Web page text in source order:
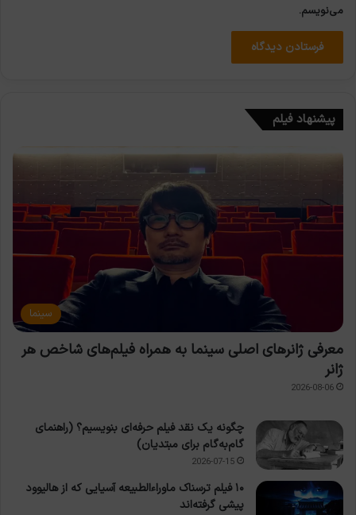
می‌نویسم.
پیشنهاد فیلم
سینما
معرفی ژانرهای اصلی سینما به همراه فیلم‌های شاخص هر
ژانر
2026-08-06
چگونه یک نقد فیلم حرفه‌ای بنویسیم؟ (راهنمای
گام‌به‌گام برای مبتدیان)
2026-07-15
۱۰ فیلم ترسناک ماوراءالطبیعه آسیایی که از هالیوود
پیشی گرفته‌اند